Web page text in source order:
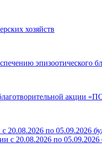
хозяйств
эпизоотического
благотворительной
20.08.2026 по 05.09.2026